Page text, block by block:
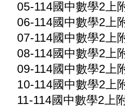
05-114國中數學2上
06-114國中數學2上
07-114國中數學2上
08-114國中數學2上
09-114國中數學2上
10-114國中數學2上
11-114國中數學2上